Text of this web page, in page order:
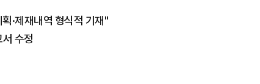
·제재내역 형식적 기재"
수정